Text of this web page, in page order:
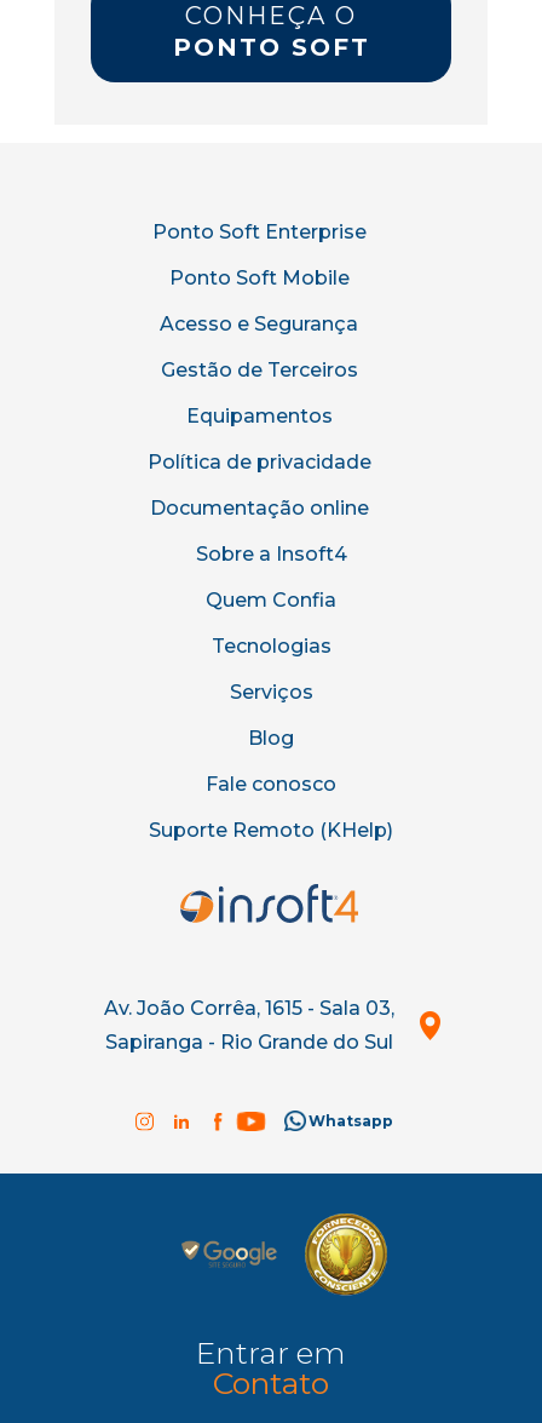
CONHEÇA O
PONTO SOFT
Ponto Soft Enterprise
Ponto Soft Mobile
Acesso e Segurança
Gestão de Terceiros
Equipamentos
Política de privacidade
Documentação online
Sobre a Insoft4
Quem Confia
Tecnologias
Serviços
Blog
Fale conosco
Suporte Remoto (KHelp)
Av. João Corrêa, 1615 - Sala 03,
Sapiranga - Rio Grande do Sul
Whatsapp
Entrar em
Contato